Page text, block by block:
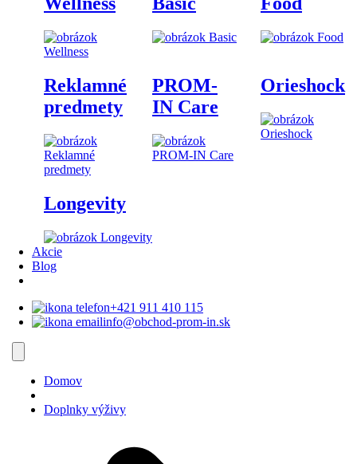
Reklamné
predmety
PROM-
IN Care
Orieshock
Longevity
Akcie
Blog
+421 911 410 115‬
info@obchod-prom-in.sk
Domov
Doplnky výživy